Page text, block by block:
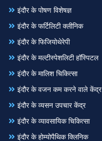
इंदौर के पोषण विशेषज्ञ
इंदौर के फर्टिलिटी क्लीनिक
इंदौर के फिजियोथेरेपी
इंदौर के मल्टीस्पेशलिटी हॉस्पिटल
इंदौर के मालिश चिकित्सा
इंदौर के वजन कम करने वाले केंद्र
इंदौर के व्यसन उपचार केंद्र
इंदौर के व्यावसायिक चिकित्सा
इंदौर के होम्योपैथिक क्लिनिक